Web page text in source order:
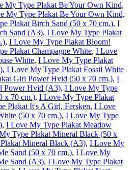
My Type Plakat Be Your Own Kind,
My Type Plakat Be Your Own Kind,
Plakat Birch Sand (50 x 70 cm.), I
Sand (A3), I Love My Type Plakat
, I Love My Type Plakat Bloom!
Plakat Champagne White, I Love
White, I Love My Type Plakat
, I Love My Type Plakat Fossil White
Girl Power Hvid (50 x 70 cm.), I
Power Hvid (A3), I Love My Type
x 70 cm.), I Love My Type Plakat
Plakat It's A Girl, Fersken, I Love
(50 x 70 cm.), I Love My Type
, I Love My Type Plakat Meadow
Type Plakat Mineral Black (50 x
Mineral Black (A3), I Love My
Sand (50 x 70 cm.), I Love My
Sand (A3), I Love My Type Plakat